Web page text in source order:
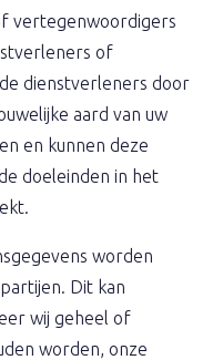
vertegenwoordigers
of
dienstverleners door
aard van uw
en kunnen deze
doeleinden in het
worden
Dit kan
wij geheel of
worden, onze